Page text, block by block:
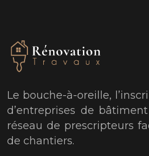
Le bouche-à-oreille,
d’entreprises de
réseau de prescripteurs
de chantiers.